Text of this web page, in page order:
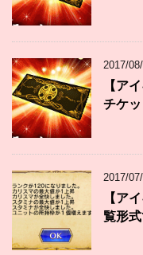
2017/
【ア
チケ
2017/
【ア
覧形